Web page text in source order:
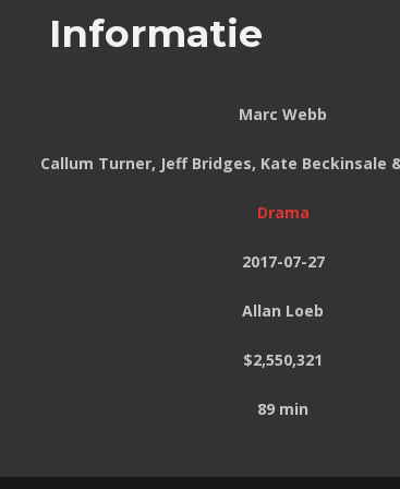
Informatie
Marc Webb
Callum Turner, Jeff Bridges, Kate Beckinsale
Drama
2017-07-27
Allan Loeb
$2,550,321
89 min